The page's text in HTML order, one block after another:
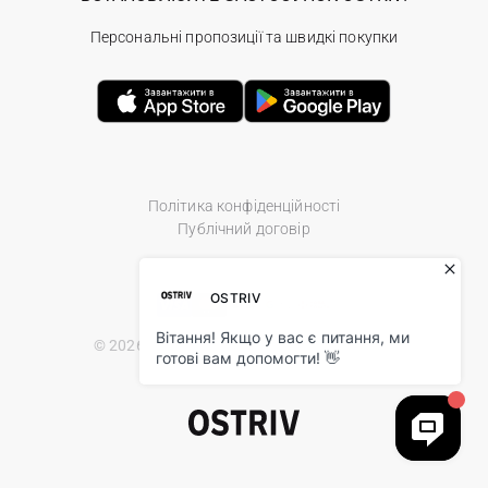
Політика конфіденційності
Публічний договір
© 2026 Ostriv.ua Store. All Rights Reserved.
Персональні пропозиції та швидкі покупки